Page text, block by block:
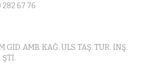
282 67 76
GID. AMB. KAĞ. ULS. TAŞ. TUR. İNŞ.
ŞTİ.